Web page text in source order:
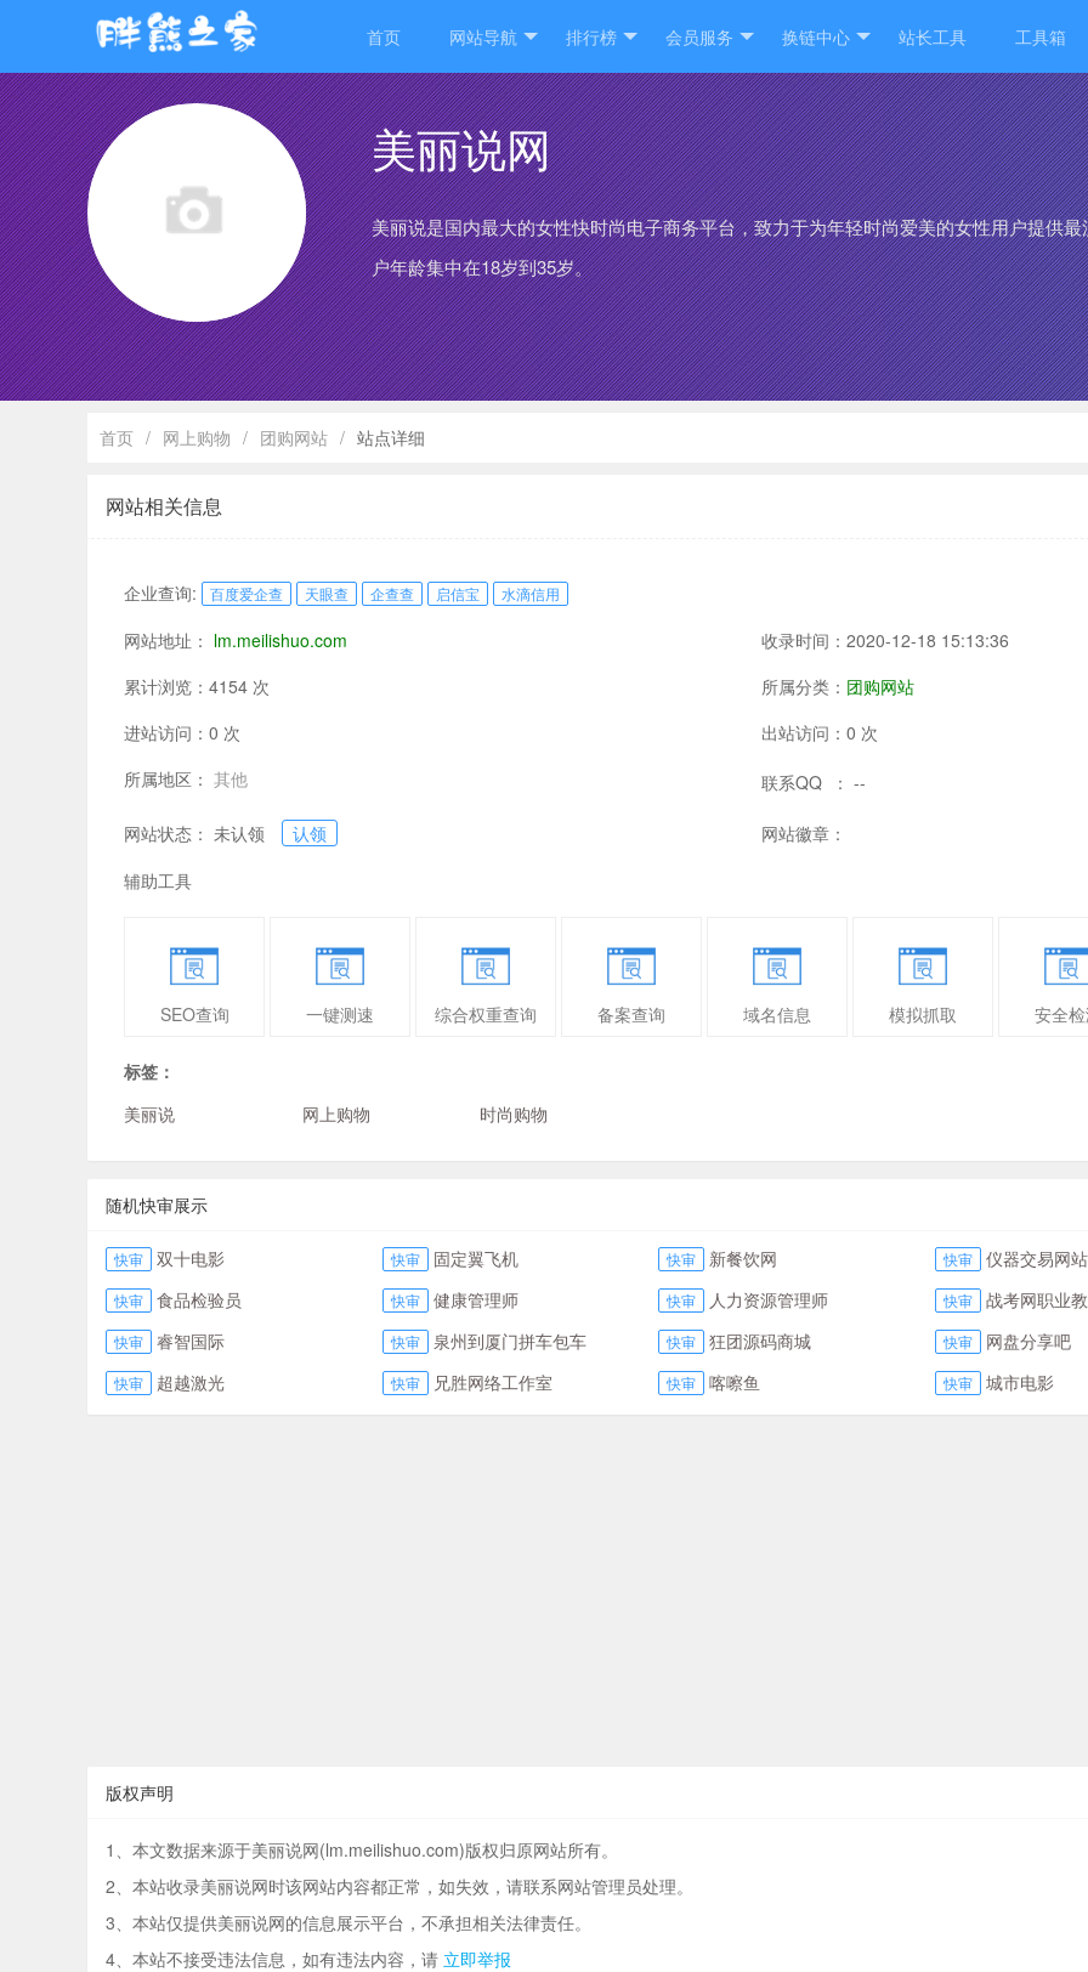
首页 网站导航 排行榜 会员服务 换链中心 站长工具 工具箱
美丽说网
美丽说是国内最大的女性快时尚电子商务平台，致力于为年轻时尚爱美的女性用户提供
户年龄集中在18岁到35岁。
首页 / 网上购物 / 团购网站 / 站点详细
网站相关信息
企业查询: 百度爱企查 天眼查 企查查 启信宝 水滴信用
网站地址： lm.meilishuo.com
收录时间：2020-12-18 15:13:36
累计浏览：4154 次
所属分类： 团购网站
进站访问：0 次
出站访问：0 次
所属地区： 其他 联系QQ ： --
网站状态： 未认领 认领
网站徽章：
辅助工具
SEO查询 一键测速 综合权重查询 备案查询 域名信息 模拟抓取 安全
标签：
美丽说
网上购物 时尚购物
随机快审展示
快审 双十电影 快审 固定翼飞机 快审 新餐饮网 快审 仪器交易网站
快审 食品检验员 快审 健康管理师 快审 人力资源管理师 快审 战考网职业
快审 睿智国际 快审 泉州到厦门拼车包车 快审 狂团源码商城 快审 网盘分享吧
快审 超越激光 快审 兄胜网络工作室 快审 喀嚓鱼 快审 城市电影
版权声明
1、本文数据来源于美丽说网(lm.meilishuo.com)版权归原网站所有。
2、本站收录美丽说网时该网站内容都正常，如失效，请联系网站管理员处理。
3、本站仅提供美丽说网的信息展示平台，不承担相关法律责任。
4、本站不接受违法信息，如有违法内容，请 立即举报